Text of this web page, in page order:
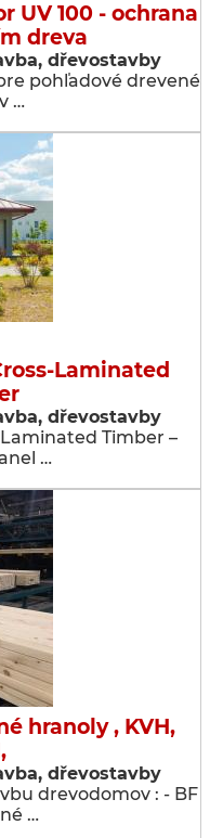
UV 100 - ochrana
dreva
dřevostavby
pohľadové drevené
…
Laminated
dřevostavby
Timber –
…
hranoly , KVH,
dřevostavby
drevodomov : - BF
…